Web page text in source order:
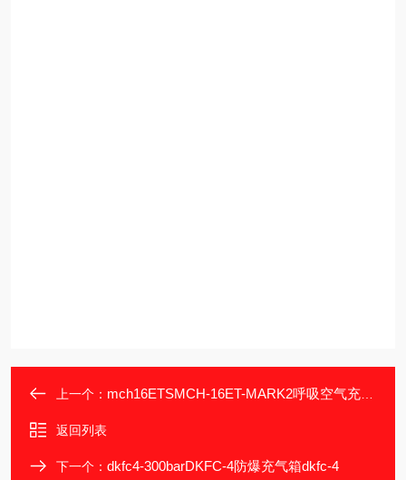
上一个： mch16ETSMCH-16ET-MARK2呼吸空气充填泵mch16空气泵
返回列表
下一个： dkfc4-300barDKFC-4防爆充气箱dkfc-4